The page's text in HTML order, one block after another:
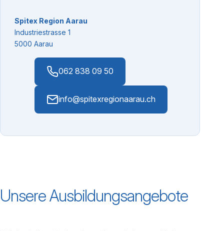
Spitex Region Aarau
Industriestrasse 1
5000 Aarau
062 838 09 50
info@spitexregionaarau.ch
Unsere Ausbildungsangebote